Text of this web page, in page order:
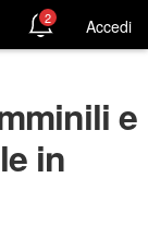
2 Accedi
e
in